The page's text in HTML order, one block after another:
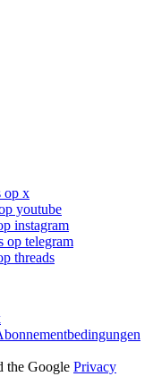
op x
youtube
instagram
op telegram
threads
the Google Privacy